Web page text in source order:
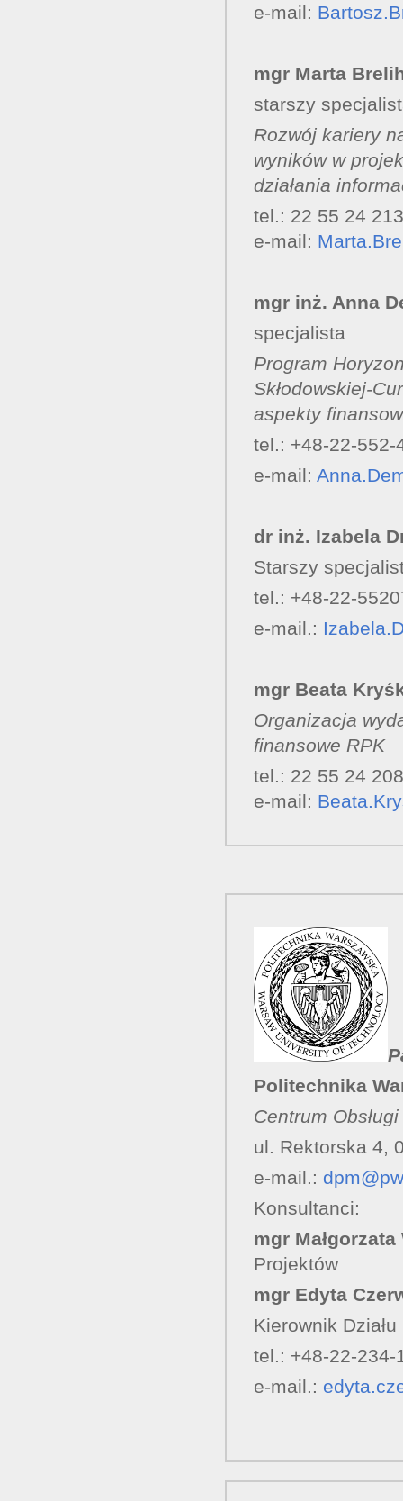
e-mail:
mgr Marta
starszy
Rozwój kariery
wyników w
działania
tel.: 22 55 24 213
e-mail:
mgr inż. Anna
specjalista
Program
Skłodowskiej-
aspekty
tel.: +48-22-552-
e-mail:
dr inż. Izabela
Starszy
tel.: +48-22-
e-mail.:
mgr Beata
Organizacja
finansowe RPK
tel.: 22 55 24 208
e-mail:
Politechnika
Centrum
ul. Rektorska 4,
e-mail.:
Konsultanci:
mgr
Projektów
mgr Edyta
Kierownik
tel.: +48-22-234-
e-mail.: